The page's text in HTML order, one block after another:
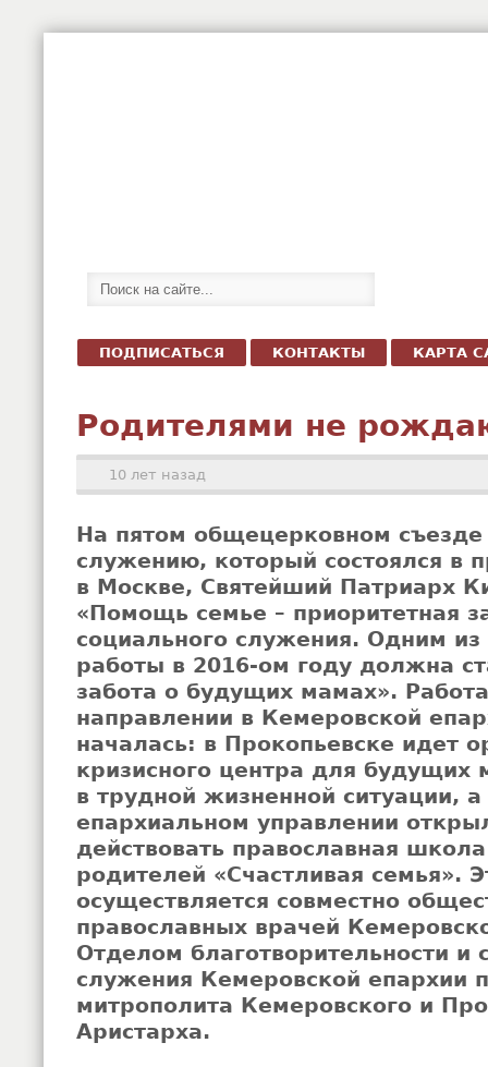
ПОДПИСАТЬСЯ КОНТАКТЫ КАРТА
Родителями не
10 лет назад
На пятом общецерковном
служению, который состоялся в
в Москве, Святейший Патриарх
«Помощь семье – приоритетная
социального служения. Одним из
работы в 2016-ом году должна
забота о будущих мамах».
направлении в Кемеровской
началась: в Прокопьевске идет
кризисного центра для будущих
в трудной жизненной ситуации,
епархиальном управлении
действовать православная
родителей «Счастливая семья».
осуществляется совместно
православных врачей
Отделом благотворительности и
служения Кемеровской епархии
митрополита Кемеровского и
Аристарха.